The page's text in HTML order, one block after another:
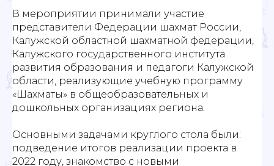
В мероприятии принимали участие
представители Федерации шахмат России,
Калужской областной шахматной федерации,
Калужского государственного института
развития образования и педагоги Калужской
области, реализующие учебную программу
«Шахматы» в общеобразовательных и
дошкольных организациях региона.
Основными задачами круглого стола были:
подведение итогов реализации проекта в
2022 году, знакомство с новыми